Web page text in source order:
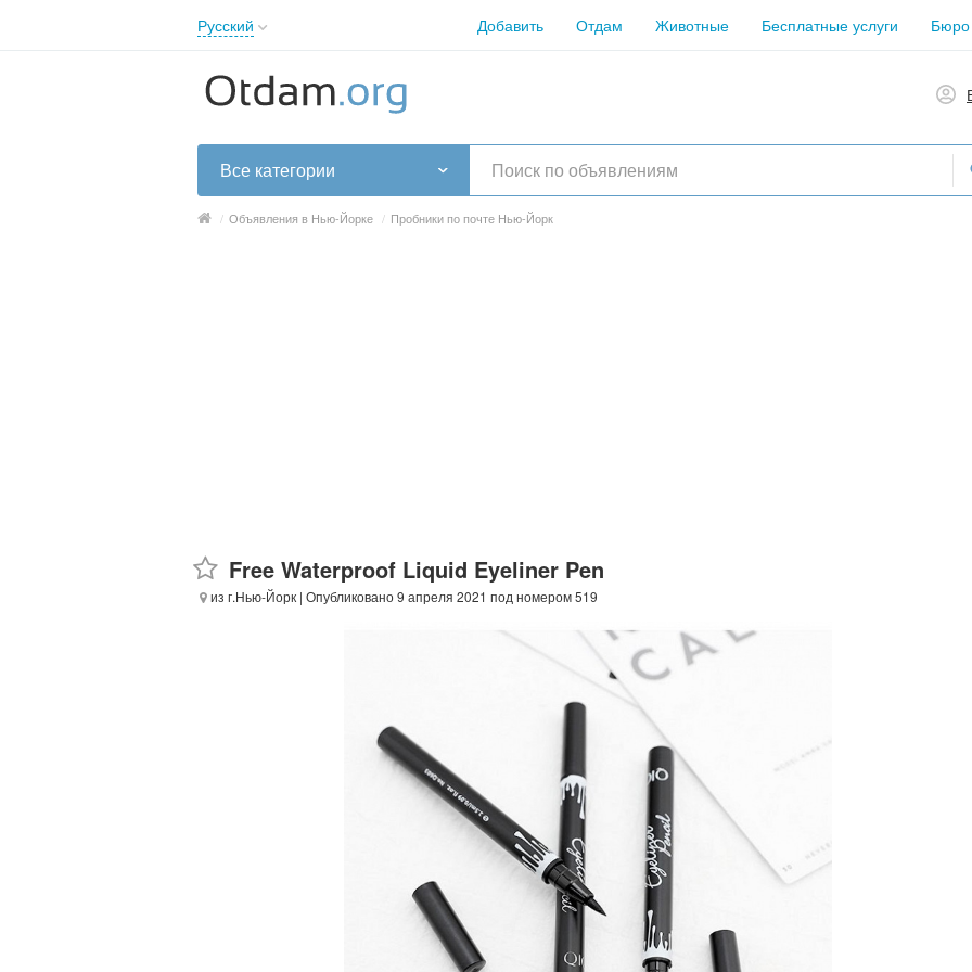
Русский
English
Русский
Українська
Добавить Отдам Животные Бесплатные услуги Бюро
Все категории
/ Объявления в Нью-Йорке / Пробники по почте Нью-Йорк
Free Waterproof Liquid Eyeliner Pen
из г.Нью-Йорк | Опубликовано 9 апреля 2021 под номером 519